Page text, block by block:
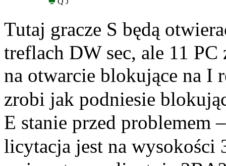
Tutaj gracze S będą
treflach DW sec, ale 11 PC
na otwarcie blokujące na I
zrobi jak podniesie
E stanie przed problemem
licytacja jest na wysokości